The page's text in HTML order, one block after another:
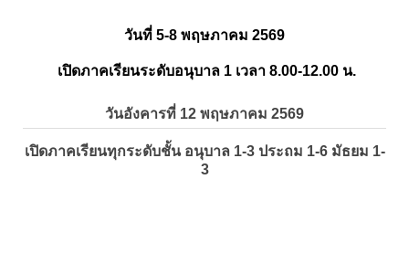
วันที่ 5-8 พฤษภาคม 2569
เปิดภาคเรียนระดับอนุบาล 1 เวลา 8.00-12.00 น.
วันอังคารที่ 12 พฤษภาคม 2569
เปิดภาคเรียนทุกระดับชั้น อนุบาล 1-3 ประถม 1-6 มัธยม 1-
3